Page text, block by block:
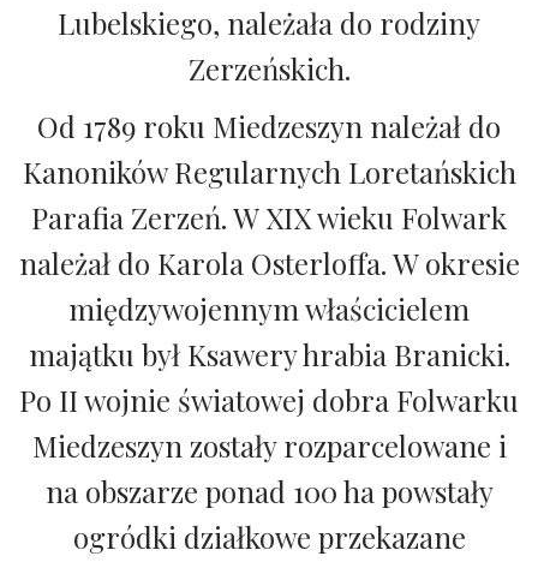
Lubelskiego, należała do rodziny
Zerzeńskich.
Od 1789 roku Miedzeszyn należał do
Kanoników Regularnych Loretańskich
Parafia Zerzeń. W XIX wieku Folwark
należał do Karola Osterloffa. W okresie
międzywojennym właścicielem
majątku był Ksawery hrabia Branicki.
Po II wojnie światowej dobra Folwarku
Miedzeszyn zostały rozparcelowane i
na obszarze ponad 100 ha powstały
ogródki działkowe przekazane